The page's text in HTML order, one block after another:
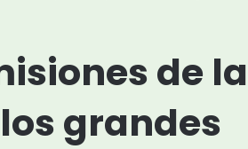
de
grandes